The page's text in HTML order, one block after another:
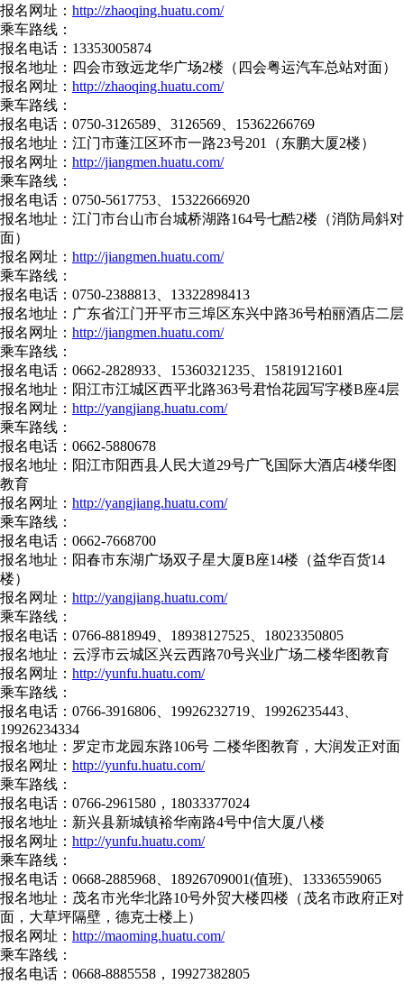
报名网址： http://zhaoqing.huatu.com/
乘车路线：
报名电话：13353005874
报名地址：四会市致远龙华广场2楼（四会粤运汽车总站对面）
报名网址： http://zhaoqing.huatu.com/
乘车路线：
报名电话：0750-3126589、3126569、15362266769
报名地址：江门市蓬江区环市一路23号201（东鹏大厦2楼）
报名网址： http://jiangmen.huatu.com/
乘车路线：
报名电话：0750-5617753、15322666920
报名地址：江门市台山市台城桥湖路164号七酷2楼（消防局斜对
面）
报名网址： http://jiangmen.huatu.com/
乘车路线：
报名电话：0750-2388813、13322898413
报名地址：广东省江门开平市三埠区东兴中路36号柏丽酒店二层
报名网址： http://jiangmen.huatu.com/
乘车路线：
报名电话：0662-2828933、15360321235、15819121601
报名地址：阳江市江城区西平北路363号君怡花园写字楼B座4层
报名网址： http://yangjiang.huatu.com/
乘车路线：
报名电话：0662-5880678
报名地址：阳江市阳西县人民大道29号广飞国际大酒店4楼华图
教育
报名网址： http://yangjiang.huatu.com/
乘车路线：
报名电话：0662-7668700
报名地址：阳春市东湖广场双子星大厦B座14楼（益华百货14
楼）
报名网址： http://yangjiang.huatu.com/
乘车路线：
报名电话：0766-8818949、18938127525、18023350805
报名地址：云浮市云城区兴云西路70号兴业广场二楼华图教育
报名网址： http://yunfu.huatu.com/
乘车路线：
报名电话：0766-3916806、19926232719、19926235443、
19926234334
报名地址：罗定市龙园东路106号 二楼华图教育，大润发正对面
报名网址： http://yunfu.huatu.com/
乘车路线：
报名电话：0766-2961580，18033377024
报名地址：新兴县新城镇裕华南路4号中信大厦八楼
报名网址： http://yunfu.huatu.com/
乘车路线：
报名电话：0668-2885968、18926709001(值班)、13336559065
报名地址：茂名市光华北路10号外贸大楼四楼（茂名市政府正对
面，大草坪隔壁，德克士楼上）
报名网址： http://maoming.huatu.com/
乘车路线：
报名电话：0668-8885558，19927382805